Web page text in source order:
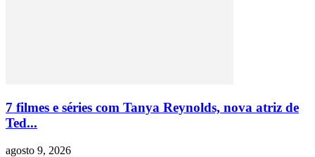
7 filmes e séries com Tanya Reynolds, nova atriz de
Ted...
agosto 9, 2026